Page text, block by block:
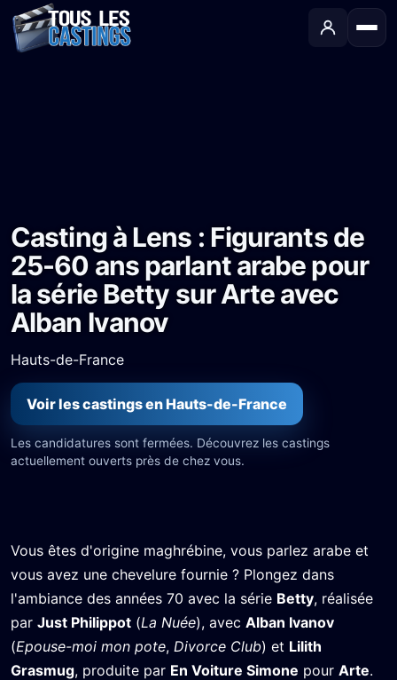
Casting à Lens : Figurants de
25-60 ans parlant arabe pour
la série Betty sur Arte avec
Alban Ivanov
Hauts-de-France
Voir les castings en Hauts-de-France
Les candidatures sont fermées. Découvrez les castings
actuellement ouverts près de chez vous.
Vous êtes d'origine maghrébine, vous parlez arabe et
vous avez une chevelure fournie ? Plongez dans
l'ambiance des années 70 avec la série Betty, réalisée
par Just Philippot (La Nuée), avec Alban Ivanov
(Epouse-moi mon pote, Divorce Club) et Lilith
Grasmug, produite par En Voiture Simone pour Arte.